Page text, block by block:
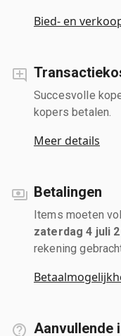
Bied- en
Succesvolle
kopers betalen.
Meer details
Betalingen
Items moeten
zaterdag 4 juli
rekening
Aanvullende